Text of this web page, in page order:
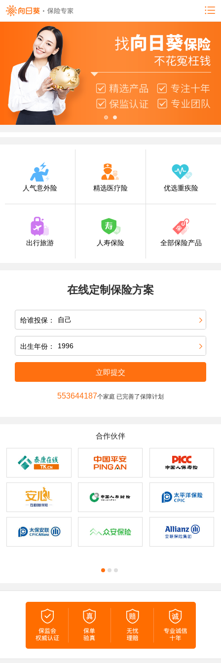
人气意外险 精选医疗险 优选重疾险
出行旅游 人寿保险 全部保险产品
在线定制保险方案
给谁投保：
出生年份：
立即提交
553644187个家庭 已完善了保障计划
合作伙伴